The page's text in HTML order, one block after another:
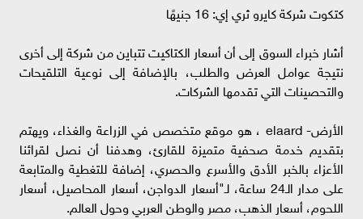
كتكوت شركة كايرو ثري إي: 16 جنيهًا
أشار خبراء السوق إلى أن أسعار الكتاكيت تتباين من شركة إلى أخرى
نتيجة عوامل العرض والطلب، بالإضافة إلى نوعية التلقيحات
والتحصينات التي تقدمها الشركات.
الأرض- elaard ، هو موقع متخصص في الزراعة والغذاء، ويهتم
بتقديم خدمة صحفية متميزة للقارئ، وهدفنا أن نصل لقرائنا
الأعزاء بالخبر الأدق والأسرع والحصري، إضافة للتغطية والمتابعة
على مدار الـ24 ساعة، لـ"أسعار الدواجن، أسعار المحاصيل، أسعار
اللحوم، أسعار الذهب، مصر والوطن العربي وحول العالم.